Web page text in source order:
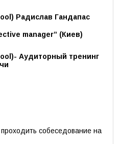
Радислав Гандапас
manager” (Киев)
Аудиторный тренинг
собеседование на